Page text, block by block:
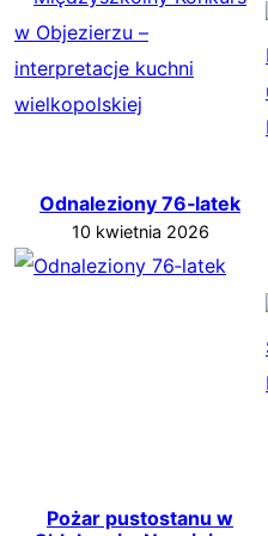
Odnaleziony 76‑latek
10 kwietnia 2026
Pożar pustostanu w